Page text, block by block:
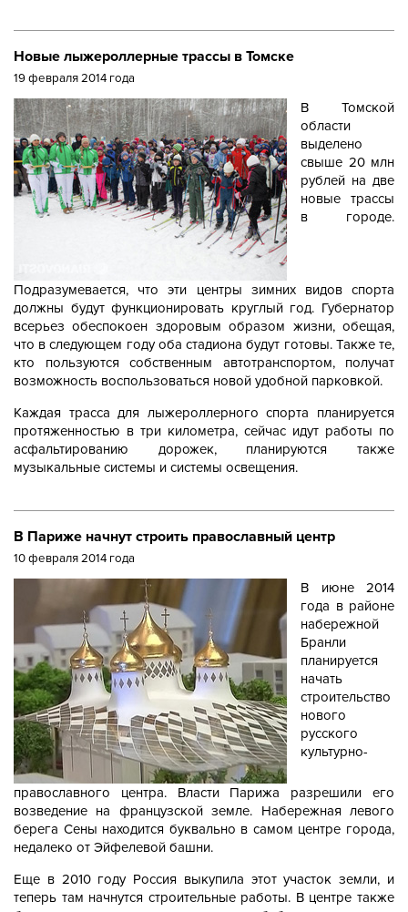
Новые лыжероллерные трассы в Томске
19 февраля 2014 года
В Томской
области
выделено
свыше 20 млн
рублей на две
новые трассы
в городе.
Подразумевается, что эти центры зимних видов спорта
должны будут функционировать круглый год. Губернатор
всерьез обеспокоен здоровым образом жизни, обещая,
что в следующем году оба стадиона будут готовы. Также те,
кто пользуются собственным автотранспортом, получат
возможность воспользоваться новой удобной парковкой.
Каждая трасса для лыжероллерного спорта планируется
протяженностью в три километра, сейчас идут работы по
асфальтированию дорожек, планируются также
музыкальные системы и системы освещения.
В Париже начнут строить православный центр
10 февраля 2014 года
В июне 2014
года в районе
набережной
Бранли
планируется
начать
строительство
нового
русского
культурно-
православного центра. Власти Парижа разрешили его
возведение на французской земле. Набережная левого
берега Сены находится буквально в самом центре города,
недалеко от Эйфелевой башни.
Еще в 2010 году Россия выкупила этот участок земли, и
теперь там начнутся строительные работы. В центре также